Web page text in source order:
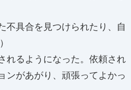
不具合を見つけられたり、自
れるようになった。依頼され
ンがあがり、頑張ってよかっ